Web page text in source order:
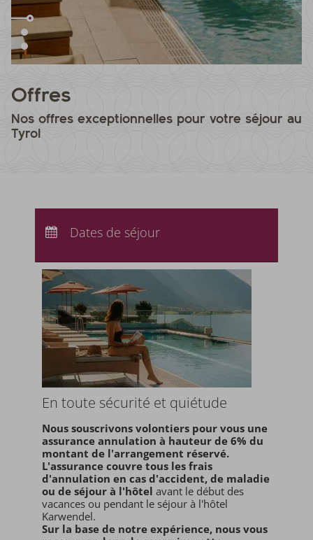
Offres
Nos offres exceptionnelles pour votre séjour au
Tyrol
Départ : Aucun choix
Dates de séjour
En toute sécurité et quiétude
Nous souscrivons volontiers pour vous une
assurance annulation à hauteur de 6% du
montant de l'arrangement réservé.
L'assurance couvre tous les frais
d'annulation en cas d'accident, de maladie
ou de séjour à l'hôtel avant le début des
vacances ou pendant le séjour à l'hôtel
Karwendel.
Sur la base de notre expérience, nous vous